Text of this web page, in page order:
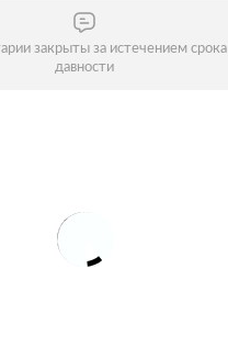
закрыты за истечением срока
давности